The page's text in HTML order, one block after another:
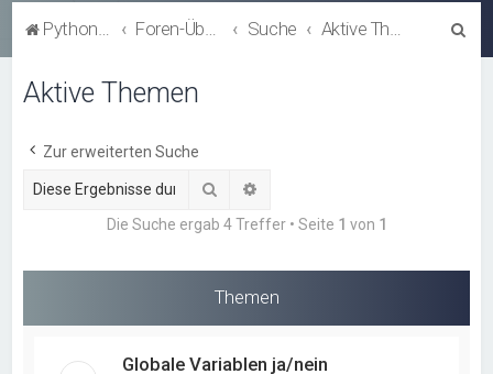
Python-Forum.de Suche
Aktive Themen
Zur erweiterten Suche
Suche
Die Suche ergab 4 Treffer • Seite 1 von 1
Themen
Globale Variablen ja/nein